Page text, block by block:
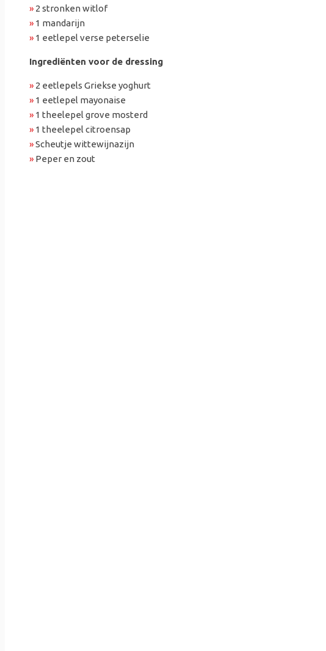
» 2 stronken witlof
» 1 mandarijn
» 1 eetlepel verse peterselie
Ingrediënten voor de dressing
» 2 eetlepels Griekse yoghurt
» 1 eetlepel mayonaise
» 1 theelepel grove mosterd
» 1 theelepel citroensap
»Scheutje wittewijnazijn
» Peper en zout